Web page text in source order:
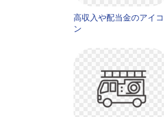
高収入や配当金のアイコ
ン